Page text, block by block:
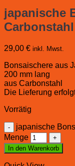
japanische
Carbonstahl
29,00 € inkl. Mwst.
Bonsaischere aus
200 mm lang
aus Carbonstahl
Die Lieferung
Vorrätig
japanische
Menge
In den Warenkorb